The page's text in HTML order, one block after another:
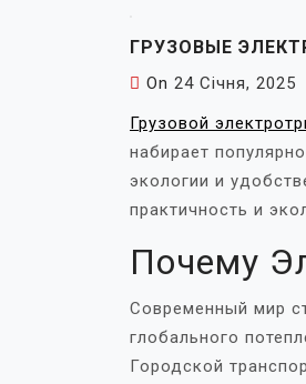
ГРУЗОВЫЕ
On 24 Січня, 2025
Грузовой
набирает
экологии и
практичность и
Почему
Современный мир
глобального
Городской